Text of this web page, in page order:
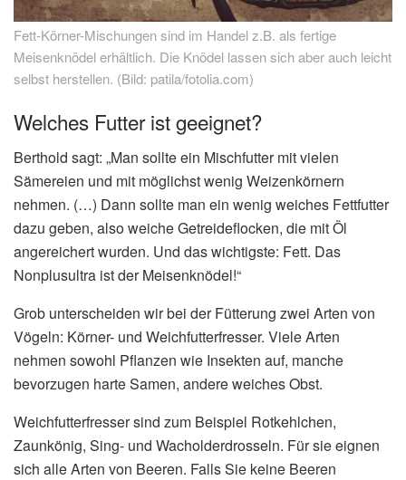
Fett-Körner-Mischungen sind im Handel z.B. als fertige
Meisenknödel erhältlich. Die Knödel lassen sich aber auch leicht
selbst herstellen. (Bild: patila/fotolia.com)
Welches Futter ist geeignet?
Berthold sagt: „Man sollte ein Mischfutter mit vielen
Sämereien und mit möglichst wenig Weizenkörnern
nehmen. (…) Dann sollte man ein wenig weiches Fettfutter
dazu geben, also weiche Getreideflocken, die mit Öl
angereichert wurden. Und das wichtigste: Fett. Das
Nonplusultra ist der Meisenknödel!“
Grob unterscheiden wir bei der Fütterung zwei Arten von
Vögeln: Körner- und Weichfutterfresser. Viele Arten
nehmen sowohl Pflanzen wie Insekten auf, manche
bevorzugen harte Samen, andere weiches Obst.
Weichfutterfresser sind zum Beispiel Rotkehlchen,
Zaunkönig, Sing- und Wacholderdrosseln. Für sie eignen
sich alle Arten von Beeren. Falls Sie keine Beeren